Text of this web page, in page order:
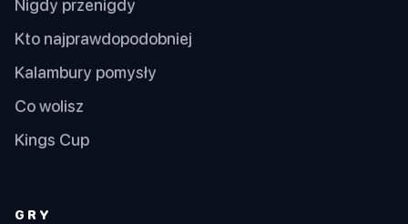
Nigdy przenigdy
Kto najprawdopodobniej
Kalambury pomysły
Co wolisz
Kings Cup
GRY